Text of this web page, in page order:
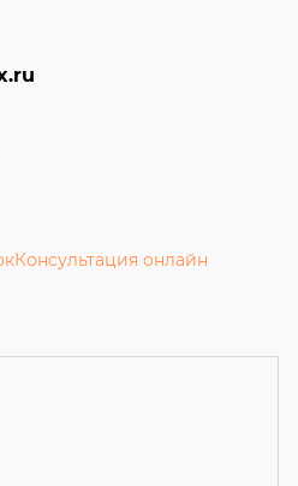
Консультация онлайн